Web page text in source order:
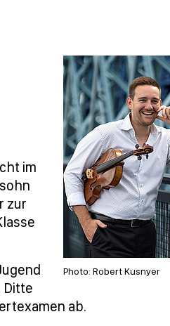
Photo: Robert Kusnyer
im
zur
Ditte
ab.